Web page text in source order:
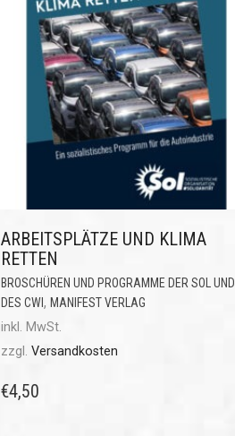
ARBEITSPLÄTZE UND KLIMA
RETTEN
BROSCHÜREN UND PROGRAMME DER SOL UND
DES CWI, MANIFEST VERLAG
inkl. MwSt.
zzgl. Versandkosten
€4,50